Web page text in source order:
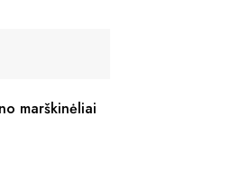
marškinėliai